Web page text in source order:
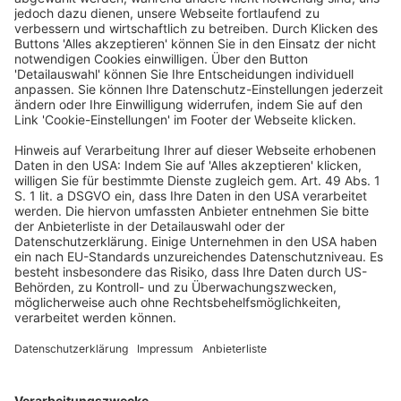
der Arbeitgeber bei
Zugang der Kündigung keine Kenntnis von den den
Sonderkündigungsschutz
gemäß
§ 17 Abs. 1 Satz 1 Nr. 1 MuSchG
begründenden Umständen
hat. Das gilt auch, wenn die Arbeitnehmerin zunächst
selbst nicht um
Erlangt die Arbeitnehmerin schuldlos erst nach
Ablauf der Klagefrist des
§ 4 Satz 1 KSchGKenntnis von einer bei Zugang der
Kündigung bereits
bestandenen Schwangerschaft, ist die verspätet
erhobene Kündigungsschutzklage
auf ihren form- und fristgerechten Antrag gemäß § 5
Abs. 1
Satz 2
KSchGnachträglich zuzulassen.